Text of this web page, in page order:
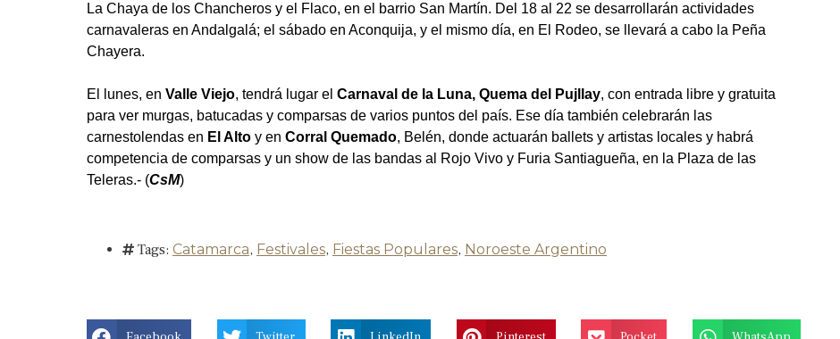
La Chaya de los Chancheros y el Flaco, en el barrio San Martín. Del 18 al 22 se desarrollarán actividades
carnavaleras en Andalgalá; el sábado en Aconquija, y el mismo día, en El Rodeo, se llevará a cabo la Peña
Chayera.
El lunes, en Valle Viejo, tendrá lugar el Carnaval de la Luna, Quema del Pujllay, con entrada libre y gratuita
para ver murgas, batucadas y comparsas de varios puntos del país. Ese día también celebrarán las
carnestolendas en El Alto y en Corral Quemado, Belén, donde actuarán ballets y artistas locales y habrá
competencia de comparsas y un show de las bandas al Rojo Vivo y Furia Santiagueña, en la Plaza de las
Teleras.- (CsM)
Tags: Catamarca, Festivales, Fiestas Populares, Noroeste Argentino